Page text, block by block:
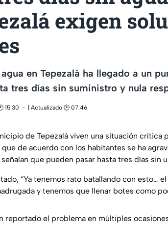
exigen
en Tepezalá ha llegado a un
tres días sin suministro y nula
15:30
| Actualizado 🕑 07:46
de Tepezalá viven una situación crítica
de acuerdo con los habitantes se ha
que pueden pasar hasta tres días sin
“Ya tenemos rato batallando con esto…
y tenemos que llenar botes como
reportado el problema en múltiples